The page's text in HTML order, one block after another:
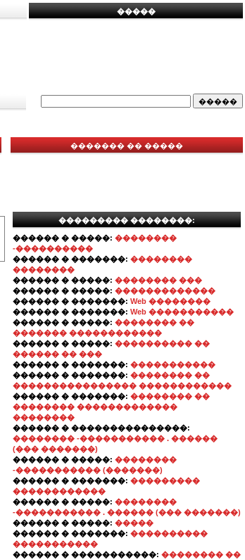
�����
������� �� �����
��������� ��������:
������ � �����: ��������
-����������
������ � �������: ��������
��������
������ � �����: �������� ���
������ � �����: �������������
������ � �������: Web ��������
������ � �������: Web �����������
������ � �����: �������� ��
������� ������������
������ � �����: ���������� ��
������ �� ���
������ � �������: �����������
������ � �������: �������� ��
���������������� ������������
������ � �������: �������� ��
�������� �������������
��������
������ � ���������������:
�������� -����������� . ������
(��� �������)
������ � �����: ��������
-����������� (�������)
������ � �������: ���������
������������
������ � �����: ��������
-����������� . ������ (��� �������)
������ � �����: �����
������ � �������: ����������
�����������
������ � �����������: �������� ��